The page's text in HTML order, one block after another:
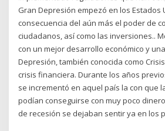
Gran Depresión empezó en los Estados
consecuencia del aún más el poder de
ciudadanos, así como las inversiones..
con un mejor desarrollo económico y
Depresión, también conocida como
crisis financiera. Durante los años
se incrementó en aquel país la con que
podían conseguirse con muy poco
de recesión se dejaban sentir ya en los